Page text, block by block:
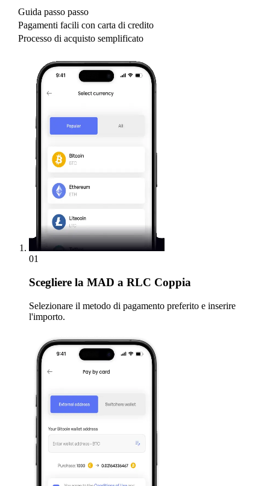
Guida passo passo
Pagamenti facili con carta di credito
Processo di acquisto semplificato
01
Scegliere la MAD a RLC Coppia
Selezionare il metodo di pagamento preferito e inserire
l'importo.